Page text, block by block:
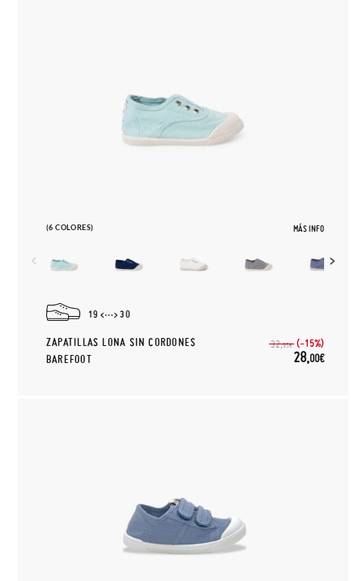
(6 COLORES) MÁS INFO
19 30
ZAPATILLAS LONA SIN CORDONES
BAREFOOT
32,95€ (-15%)
28,00€